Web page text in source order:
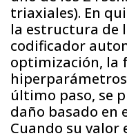
triaxiales). En
la estructura de
codificador
optimización, la
hiperparámetros
último paso, se
daño basado en
Cuando su valor